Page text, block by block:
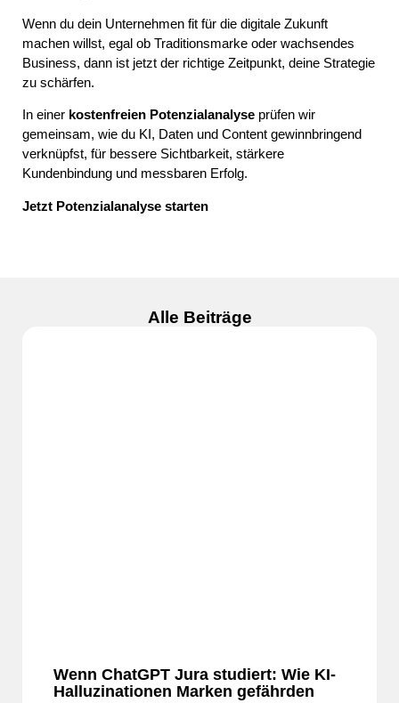
Wenn du dein Unternehmen fit für die digitale Zukunft
machen willst, egal ob Traditionsmarke oder wachsendes
Business, dann ist jetzt der richtige Zeitpunkt, deine Strategie
zu schärfen.
In einer kostenfreien Potenzialanalyse prüfen wir
gemeinsam, wie du KI, Daten und Content gewinnbringend
verknüpfst, für bessere Sichtbarkeit, stärkere
Kundenbindung und messbaren Erfolg.
Jetzt Potenzialanalyse starten
Alle Beiträge
Wenn ChatGPT Jura studiert: Wie KI-
Halluzinationen Marken gefährden